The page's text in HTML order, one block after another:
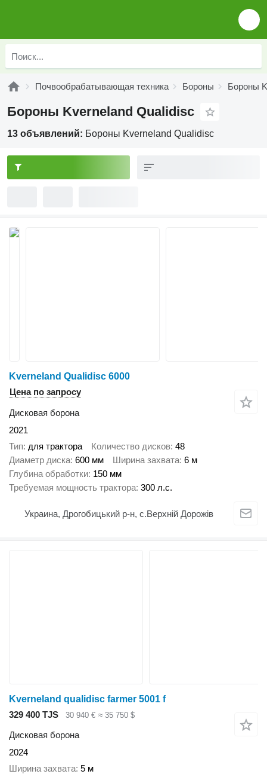
Почвообрабатывающая техника Бороны Бороны
Бороны Kverneland Qualidisc
13 объявлений: Бороны Kverneland Qualidisc
Kverneland Qualidisc 6000
Цена по запросу
Дисковая борона
2021
Тип для трактора Количество дисков 48
Диаметр диска 600 мм Ширина захвата 6 м
Глубина обработки 150 мм
Требуемая мощность трактора 300 л.с.
Украина, Дрогобицький р-н, с.Верхній Дорожів
Kverneland qualidisc farmer 5001 f
329 400 TJS
30 940 € ≈ 35 750 $
Дисковая борона
2024
Ширина захвата 5 м